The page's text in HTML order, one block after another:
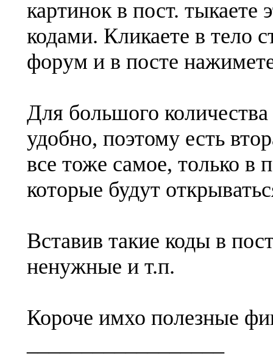
картинок в пост. тыкаете
кодами. Кликаете в тело
форум и в посте
Для большого
удобно, поэтому есть
все тоже самое, только в
которые будут
Вставив такие коды в
ненужные и т.п.
Короче имхо полезные